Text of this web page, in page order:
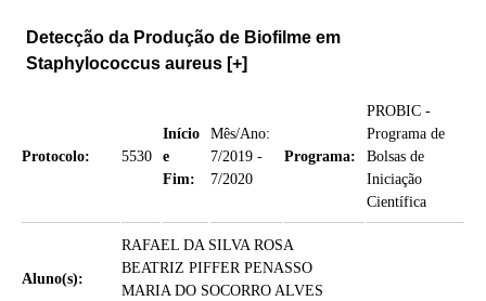
Detecção da Produção de Biofilme em
Staphylococcus aureus [+]
Protocolo: 5530
Início
e
Fim:
Mês/Ano:
7/2019 -
7/2020
Programa:
PROBIC -
Programa de
Bolsas de
Iniciação
Científica
Aluno(s):
RAFAEL DA SILVA ROSA
BEATRIZ PIFFER PENASSO
MARIA DO SOCORRO ALVES